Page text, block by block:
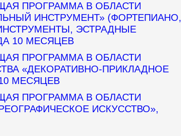
ПРОГРАММА В ОБЛАСТИ
ИНСТРУМЕНТ» (ФОРТЕПИАНО,
ЭСТРАДНЫЕ
10 МЕСЯЦЕВ
ПРОГРАММА В ОБЛАСТИ
«ДЕКОРАТИВНО-ПРИКЛАДНОЕ
МЕСЯЦЕВ
ПРОГРАММА В ОБЛАСТИ
ИСКУССТВО»,